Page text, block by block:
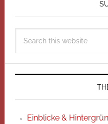
Einblicke &